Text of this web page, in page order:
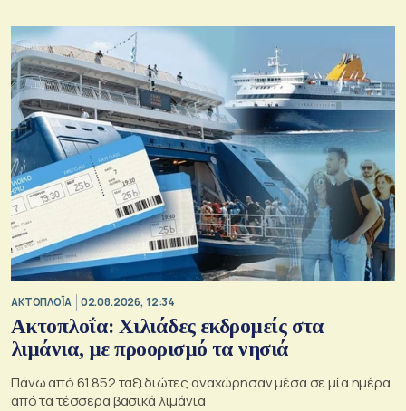
ΑΚΤΟΠΛΟΪΑ 02.08.2026, 12:34
Ακτοπλοΐα: Χιλιάδες εκδρομείς στα
λιμάνια, με προορισμό τα νησιά
Πάνω από 61.852 ταξιδιώτες αναχώρησαν μέσα σε μία ημέρα
από τα τέσσερα βασικά λιμάνια